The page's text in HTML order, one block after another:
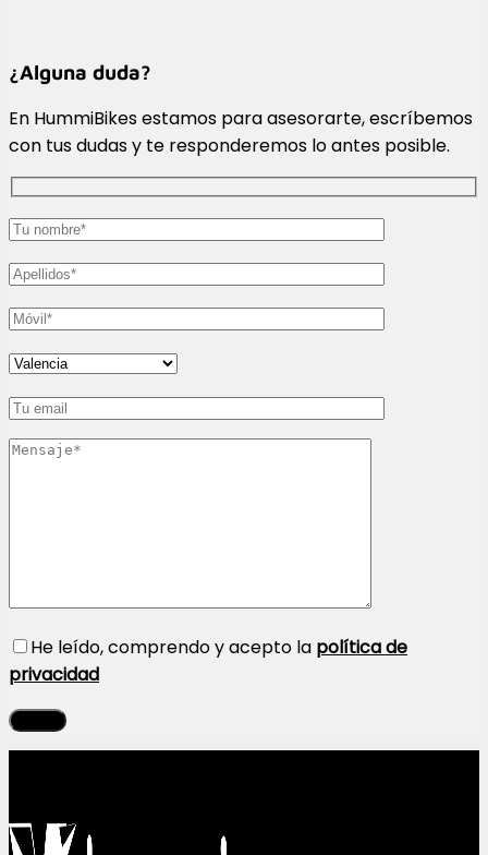
¿Alguna duda?
En HummiBikes estamos para asesorarte, escríbemos
con tus dudas y te responderemos lo antes posible.
He leído, comprendo y acepto la política de
privacidad